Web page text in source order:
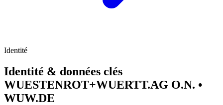
Identité
Identité & données clés
WUESTENROT+WUERTT.AG O.N. •
WUW.DE